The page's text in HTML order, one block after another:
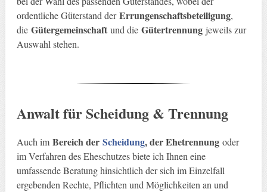
ordentliche Güterstand derErrungenschaftsbeteiligung,
die Gütergemeinschaftund die Gütertrennung jeweils zur
Auswahl stehen.
Anwalt für Scheidung & Trennung
Auch im Bereich der Scheidung, der Ehetrennungoder
im Verfahren des Eheschutzes biete ich Ihnen eine
umfassende Beratung hinsichtlich der sich im Einzelfall
ergebenden Rechte, Pflichten und Möglichkeiten an und